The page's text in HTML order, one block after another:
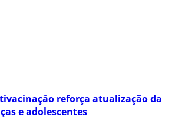
reforça atualização da
e adolescentes